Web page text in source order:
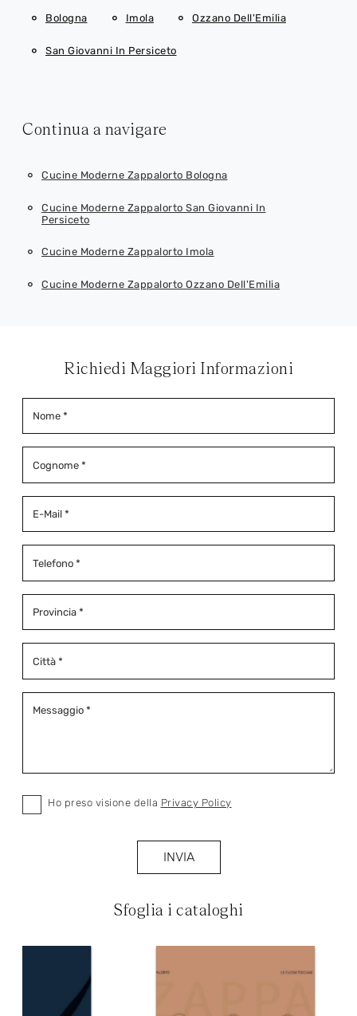
Bologna Imola Ozzano Dell'Emilia
San Giovanni In Persiceto
Continua a navigare
Cucine Moderne Zappalorto Bologna
Cucine Moderne Zappalorto San Giovanni In
Persiceto
Cucine Moderne Zappalorto Imola
Cucine Moderne Zappalorto Ozzano Dell'Emilia
Sfoglia i cataloghi
Richiedi Maggiori Informazioni
Ho preso visione della Privacy Policy
INVIA